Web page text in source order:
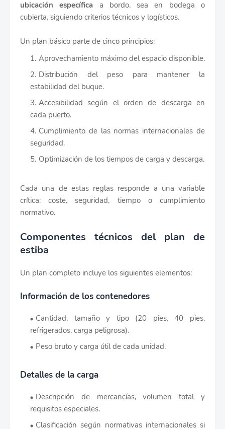
ubicación específica a bordo, sea en bodega o
cubierta, siguiendo criterios técnicos y logísticos.
Un plan básico parte de cinco principios:
Aprovechamiento máximo del espacio disponible.
Distribución del peso para mantener la
estabilidad del buque.
Accesibilidad según el orden de descarga en
cada puerto.
Cumplimiento de las normas internacionales de
seguridad.
Optimización de los tiempos de carga y descarga.
Cada una de estas reglas responde a una variable
crítica: coste, seguridad, tiempo o cumplimiento
normativo.
Componentes técnicos del plan de
estiba
Un plan completo incluye los siguientes elementos:
Información de los contenedores
Cantidad, tamaño y tipo (20 pies, 40 pies,
refrigerados, carga peligrosa).
Peso bruto y carga útil de cada unidad.
Detalles de la carga
Descripción de mercancías, volumen total y
requisitos especiales.
Clasificación según normativas internacionales si